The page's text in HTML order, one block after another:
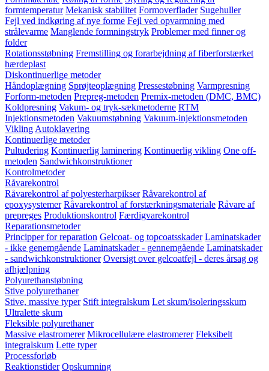
formtemperatur Mekanisk stabilitet Formoverflader Sugehuller
Fejl ved indkøring af nye forme Fejl ved opvarmning med
strålevarme Manglende formningstryk Problemer med finner og
folder
Rotationsstøbning Fremstilling og forarbejdning af fiberforstærket
hærdeplast
Diskontinuerlige metoder
Håndoplægning Sprøjteoplægning Pressestøbning Varmpresning
Forform-metoden Prepreg-metoden Premix-metoden (DMC, BMC)
Koldpresning Vakum- og tryk-sækmetoderne RTM
Injektionsmetoden Vakuumstøbning Vakuum-injektionsmetoden
Vikling Autoklavering
Kontinuerlige metoder
Pultudering Kontinuerlig laminering Kontinuerlig vikling One off-
metoden Sandwichkonstruktioner
Kontrolmetoder
Råvarekontrol
Råvarekontrol af polyesterharpikser Råvarekontrol af
epoxysystemer Råvarekontrol af forstærkningsmateriale Råvare af
prepreges Produktionskontrol Færdigvarekontrol
Reparationsmetoder
Principper for reparation Gelcoat- og topcoatsskader Laminatskader
- ikke genemgående Laminatskader - gennemgående Laminatskader
- sandwichkonstruktioner Oversigt over gelcoatfejl - deres årsag og
afhjælpning
Polyurethanstøbning
Stive polyurethaner
Stive, massive typer Stift integralskum Let skum/isoleringsskum
Ultralette skum
Fleksible polyurethaner
Massive elastromerer Mikrocellulære elastromerer Fleksibelt
integralskum Lette typer
Processforløb
Reaktionstider Opskumning